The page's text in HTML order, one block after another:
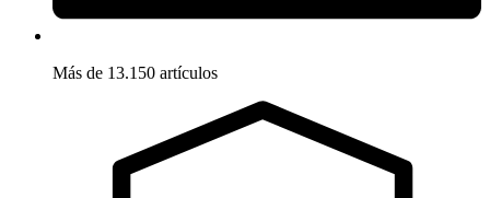
Más de 13.150 artículos